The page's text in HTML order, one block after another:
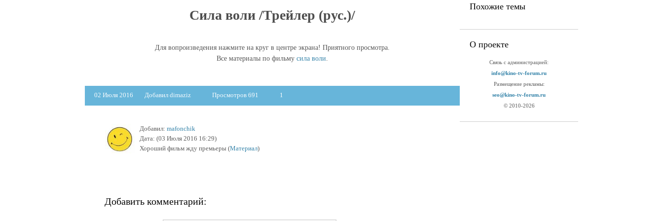
Сила воли /Трейлер (рус.)/
Для вопроизведения нажмите на круг в центре экрана! Приятного просмотра.
Все материалы по фильму сила воли.
02 Июля 2016 Добавил dimaziz Просмотров 691 1
Добавил: mafonchik
Дата: (03 Июля 2016 16:29)
Хороший фильм жду премьеры (Материал)
Добавить комментарий:
Похожие темы
О проекте
Связь с администрацией:
info@kino-tv-forum.ru
Размещение рекламы:
seo@kino-tv-forum.ru
© 2010-2026